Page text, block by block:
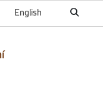
English